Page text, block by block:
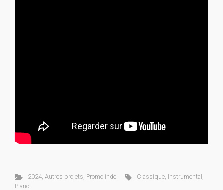
2024, Autres projets, Promo indé Classique, Instrumental ,
Piano